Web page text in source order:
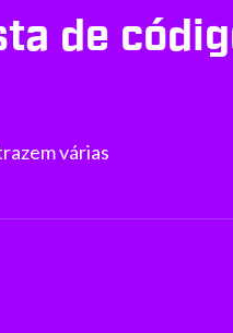
de
várias